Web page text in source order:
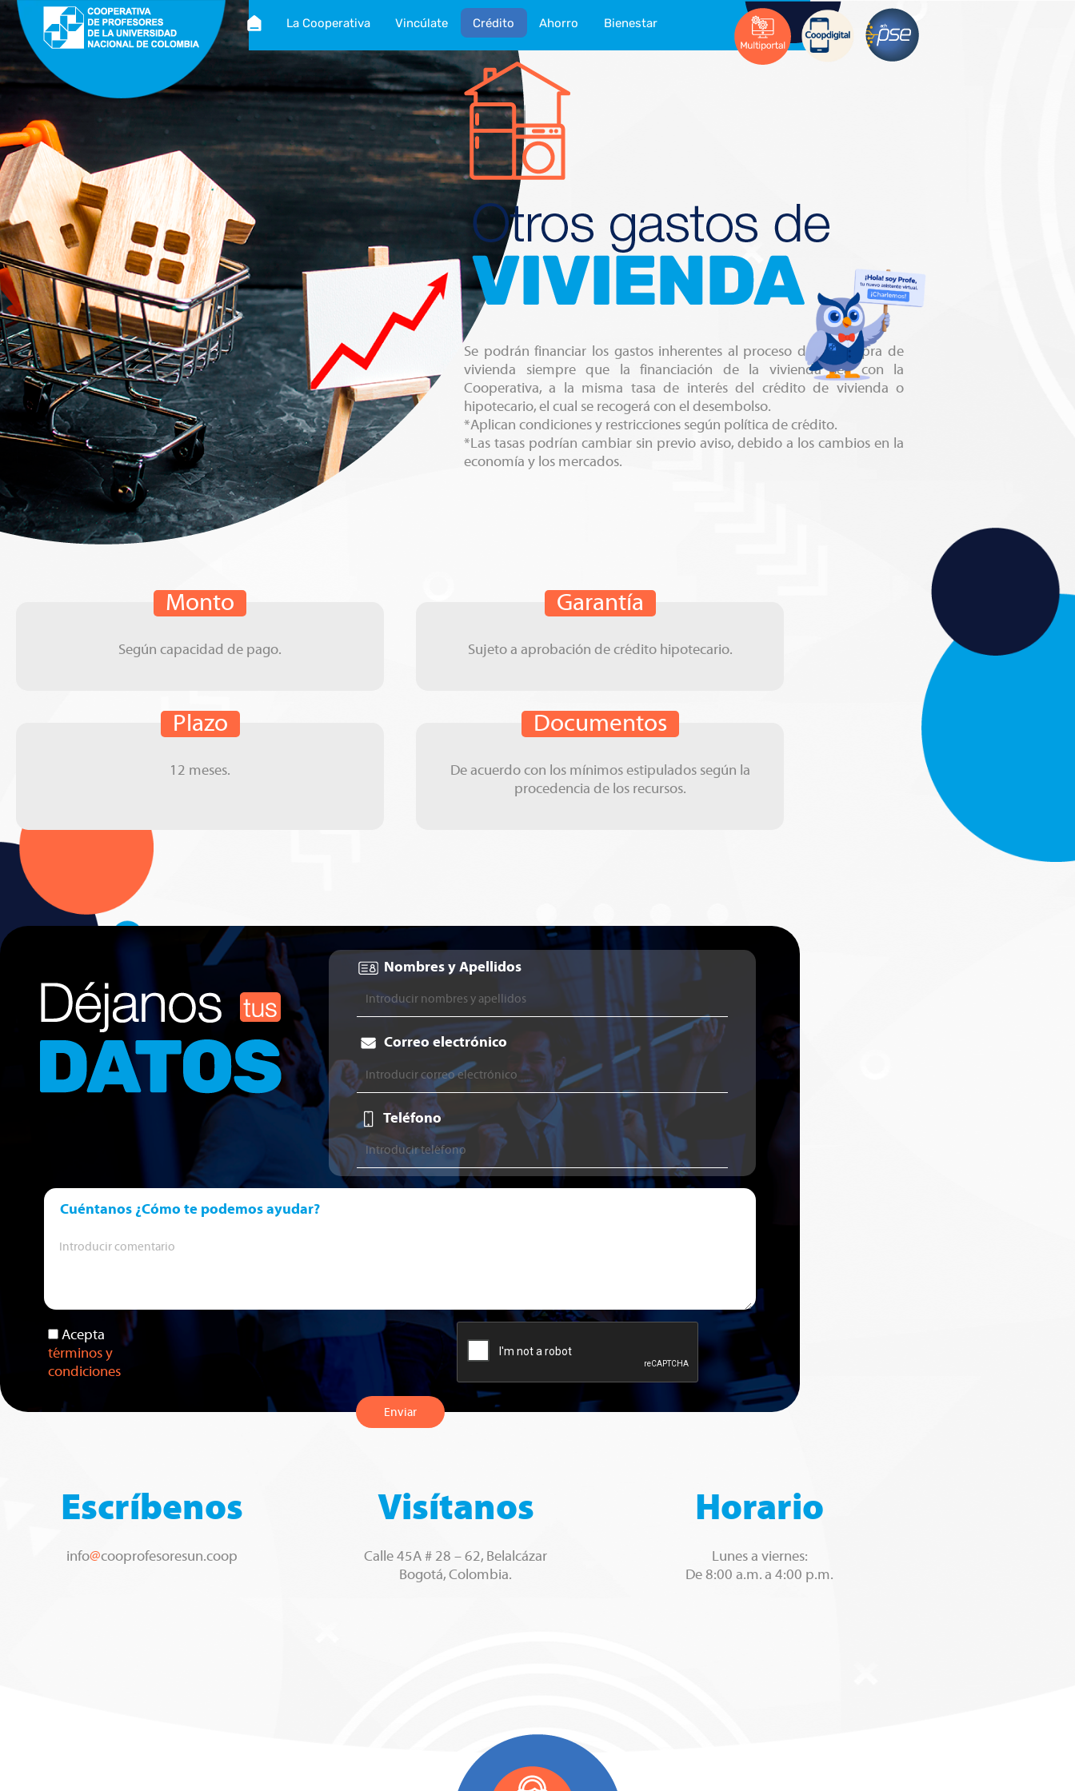
La Cooperativa Vincúlate Crédito Ahorro Bienestar
Se podrán financiar los gastos inherentes al proceso de la compra de
vivienda siempre que la financiación de la vivienda sea con la
Cooperativa, a la misma tasa de interés del crédito de vivienda o
hipotecario, el cual se recogerá con el desembolso.
*Aplican condiciones y restricciones según política de crédito.
*Las tasas podrían cambiar sin previo aviso, debido a los cambios en la
economía y los mercados.
Monto
Según capacidad de pago.
Garantía
Sujeto a aprobación de crédito hipotecario.
Plazo
12 meses.
Documentos
De acuerdo con los mínimos estipulados según la
procedencia de los recursos.
Nombres y Apellidos
Correo electrónico
Teléfono
Cuéntanos ¿Cómo te podemos ayudar?
Acepta
términos y
condiciones
Enviar
Escríbenos
info@cooprofesoresun.coop
Visítanos
Calle 45A # 28 – 62, Belalcázar
Bogotá, Colombia.
Horario
Lunes a viernes:
De 8:00 a.m. a 4:00 p.m.